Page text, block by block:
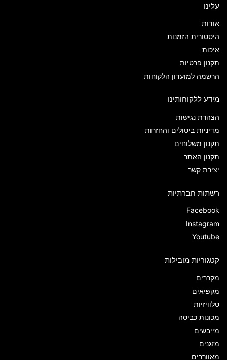
עלינו
אודות
היסטורית הזמנות
איכות
תקנון פרטיות
הרשמה למועדון הלקוחות
מידע ללקוחותינו
הצהרת נגישות
מדיניות ביטולים והחזרות
תקנון משלוחים
תקנון האתר
יצירת קשר
רשתות חברתיות
Facebook
Instagram
Youtube
קטגוריות מובילות
מקררים
מקפיאים
טלוויזיות
מכונות כביסה
מייבשים
מזגנים
מאווררים